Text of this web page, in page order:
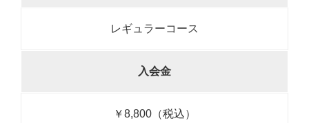
レギュラーコース
入会金
￥8,800（税込）